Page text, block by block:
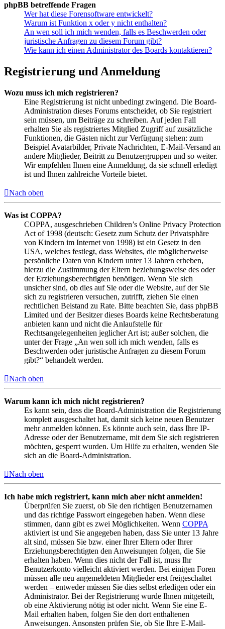
phpBB betreffende Fragen
Wer hat diese Forensoftware entwickelt?
Warum ist Funktion x oder y nicht enthalten?
An wen soll ich mich wenden, falls es Beschwerden oder
juristische Anfragen zu diesem Forum gibt?
Wie kann ich einen Administrator des Boards kontaktieren?
Registrierung und Anmeldung
Wozu muss ich mich registrieren?
Eine Registrierung ist nicht unbedingt zwingend. Die Board-
Administration dieses Forums entscheidet, ob Sie registriert
sein müssen, um Beiträge zu schreiben. Auf jeden Fall
erhalten Sie als registriertes Mitglied Zugriff auf zusätzliche
Funktionen, die Gästen nicht zur Verfügung stehen: zum
Beispiel Avatarbilder, Private Nachrichten, E-Mail-Versand an
andere Mitglieder, Beitritt zu Benutzergruppen und so weiter.
Wir empfehlen Ihnen eine Anmeldung, da sie schnell erledigt
ist und Ihnen zahlreiche Vorteile bietet.
Nach oben
Was ist COPPA?
COPPA, ausgeschrieben Children’s Online Privacy Protection
Act of 1998 (deutsch: Gesetz zum Schutz der Privatsphäre
von Kindern im Internet von 1998) ist ein Gesetz in den
USA, welches festlegt, dass Websites, die möglicherweise
persönliche Daten von Kindern unter 13 Jahren erheben,
hierzu die Zustimmung der Eltern beziehungsweise des oder
der Erziehungsberechtigten benötigen. Wenn Sie sich
unsicher sind, ob dies auf Sie oder die Website, auf der Sie
sich zu registrieren versuchen, zutrifft, ziehen Sie einen
rechtlichen Beistand zu Rate. Bitte beachten Sie, dass phpBB
Limited und der Besitzer dieses Boards keine Rechtsberatung
anbieten kann und nicht die Anlaufstelle für
Rechtsangelegenheiten jeglicher Art ist; außer solchen, die
unter der Frage „An wen soll ich mich wenden, falls es
Beschwerden oder juristische Anfragen zu diesem Forum
gibt?“ behandelt werden.
Nach oben
Warum kann ich mich nicht registrieren?
Es kann sein, dass die Board-Administration die Registrierung
komplett ausgeschaltet hat, damit sich keine neuen Benutzer
mehr anmelden können. Es könnte auch sein, dass Ihre IP-
Adresse oder der Benutzername, mit dem Sie sich registrieren
möchten, gesperrt wurden. Um Hilfe zu erhalten, wenden Sie
sich an die Board-Administration.
Nach oben
Ich habe mich registriert, kann mich aber nicht anmelden!
Überprüfen Sie zuerst, ob Sie den richtigen Benutzernamen
und das richtige Passwort eingegeben haben. Wenn diese
stimmen, dann gibt es zwei Möglichkeiten. Wenn COPPA
aktiviert ist und Sie angegeben haben, dass Sie unter 13 Jahre
alt sind, müssen Sie bzw. einer Ihrer Eltern oder Ihrer
Erziehungsberechtigten den Anweisungen folgen, die Sie
erhalten haben. Wenn dies nicht der Fall ist, muss Ihr
Benutzerkonto vielleicht aktiviert werden. Bei einigen Foren
müssen alle neu angemeldeten Mitglieder erst freigeschaltet
werden – entweder müssen Sie dies selbst erledigen oder ein
Administrator. Bei der Registrierung wurde Ihnen mitgeteilt,
ob eine Aktivierung nötig ist oder nicht. Wenn Sie eine E-
Mail erhalten haben, folgen Sie den dort enthaltenen
Anweisungen. Ansonsten prüfen Sie, ob Sie Ihre E-Mail-